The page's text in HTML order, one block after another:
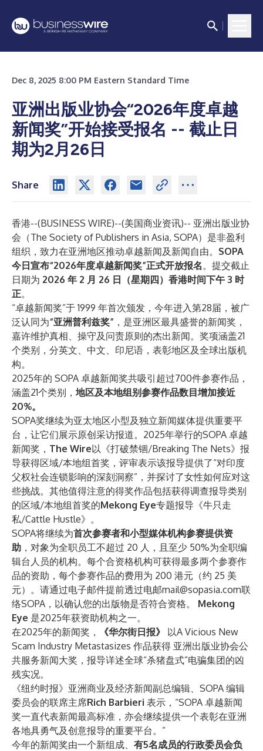
Dec 8, 2025 8:00 PM Eastern Standard Time
亚洲出版业协会“2026年度卓越
新闻奖”开始接受报名 -- 截止日
期为2月26日
Share
香港--(BUSINESS WIRE)--(美国商业资讯)-- 亚洲出版业协
会（The Society of Publishers in Asia, SOPA）是非盈利
组织，致力在亚洲地区推动卓越新闻及新闻自由。 SOPA
今日宣布“2026年度卓越新闻奖”正式开放报名。提交截止
日期为 2026 年 2 月 26 日（星期四）香港时间下午 3 时
正。
“卓越新闻奖”于 1999 年首次颁发，今年进入第28届，被广
泛认同为“亚洲普利兹奖” ，是亚洲区最具盛誉的新闻奖，
嘉许维护真相、操守及问责原则的杰出新闻。奖项涵盖21
个类别，分英文、中文、印尼语，表彰地区及全球出版机
构。
2025年的 SOPA 卓越新闻奖共吸引超过700件参赛作品，
涵盖21个类别， 地区及本地组别参赛作品数目增加接近
20%。
SOPA奖继续为亚太地区小型及独立新闻媒体提供重要平
台，让它们展示原创采访报道。2025年举行的SOPA 卓越
新闻奖， The Wire以《打破禁锢/Breaking The Nets》报
导获得区域/本地组首奖，评审表示该报导提供了“对印度
父权社会连锁影响的深刻洞察”，并探讨了女性如何应对这
些挑战。其他值得注意的得奖作品包括获得调查报导类别
的区域/本地组首奖的Mekong Eye专题报导《牛只走
私/Cattle Hustle》。
SOPA将继续为首次参赛者和小型媒体机构参赛提供资
助 ，对象为全职员工不超过 20 人，且至少 50%为全职编
辑台人员的机构。每个合资格机构可获得最多两个参赛作
品的资助，每个参赛作品的费用为 200 港元（约 25 美
元）。请通过电子邮件提前透过电邮mail@sopasia.com联
络SOPA，以确认您的出版物是否符合资格。 Mekong
Eye 是2025年获资助机构之一。
在2025年的新闻奖，
《华尔街日报》 以A Vicious New
Scam Industry Metastasizes 作品获得 亚洲出版业协会公
共服务新闻大奖，报导详述全球“杀猪盘式”电骗集团的凶
残实况。
《纽约时报》亚洲商业及经济新闻副总编辑、SOPA 编辑
委员会的联席主席Rich Barbieri 表示，“SOPA 卓越新闻
奖一直代表新闻最高标准，亦会继续提供一个表彰在亚洲
各地具勇气及创意报导的重要平台。”
今年的新闻奖由一个新组成、 有5名成员的行政委员会负